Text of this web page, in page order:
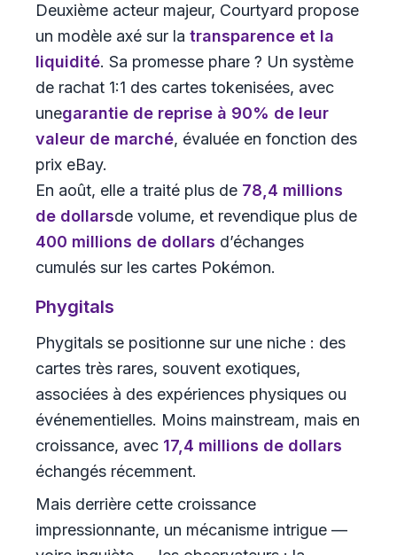
Deuxième acteur majeur, Courtyard propose
un modèle axé sur la transparence et la
liquidité. Sa promesse phare ? Un système
de rachat 1:1 des cartes tokenisées, avec
unegarantie de reprise à 90% de leur
valeur de marché, évaluée en fonction des
prix eBay.
En août, elle a traité plus de 78,4 millions
de dollarsde volume, et revendique plus de
400 millions de dollars d’échanges
cumulés sur les cartes Pokémon.
Phygitals
Phygitals se positionne sur une niche : des
cartes très rares, souvent exotiques,
associées à des expériences physiques ou
événementielles. Moins mainstream, mais en
croissance, avec 17,4 millions de dollars
échangés récemment.
Mais derrière cette croissance
impressionnante, un mécanisme intrigue —